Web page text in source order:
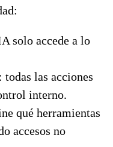
solo accede a lo
: todas las acciones
interno.
qué herramientas
accesos no